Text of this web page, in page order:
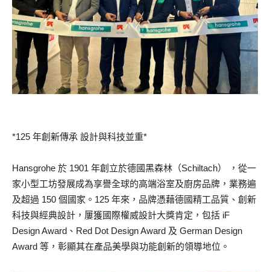
*125 年創新傳承 設計與科技並重*
Hansgrohe 於 1901 年創立於德國黑森林（Schiltach） ，從一
家小型工坊發展成為享譽全球的高端浴室及廚房品牌，業務遍
及超過 150 個國家。125 年來，品牌憑藉德國精工品質、創新
科技與經典設計，屢獲國際權威設計大獎肯定，包括 iF
Design Award、Red Dot Design Award 及 German Design
Award 等，彰顯其在產品美學與功能創新的領導地位。